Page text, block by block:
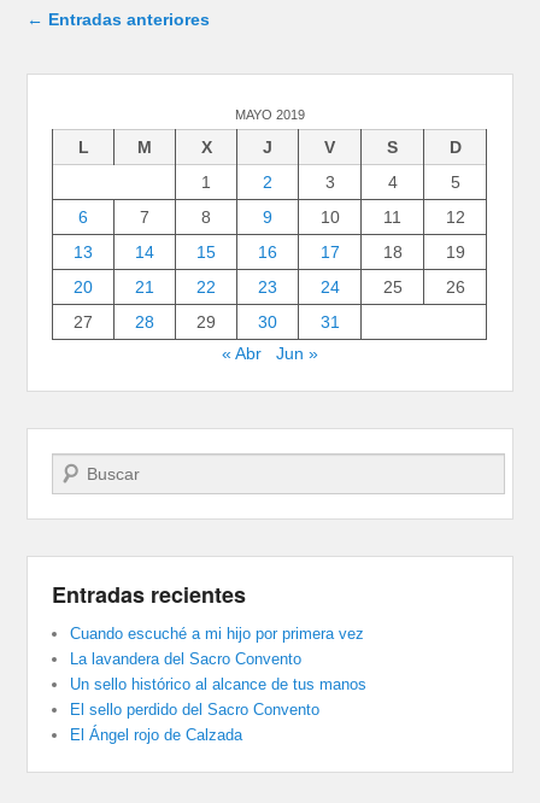
Navegación de entradas
← Entradas anteriores
MAYO 2019
L M X J V S
D
1
2 3 4
5
6
7 8 9 10 11
12
13
14 15 16 17 18
19
20
21 22 23 24 25
26
27
28 29 30
31
« Abr
Jun »
Buscar
Entradas recientes
Cuando escuché a mi hijo por primera vez
La lavandera del Sacro Convento
Un sello histórico al alcance de tus manos
El sello perdido del Sacro Convento
El Ángel rojo de Calzada